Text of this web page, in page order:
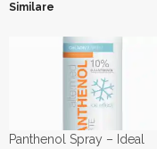
Similare
Panthenol Spray – Ideal